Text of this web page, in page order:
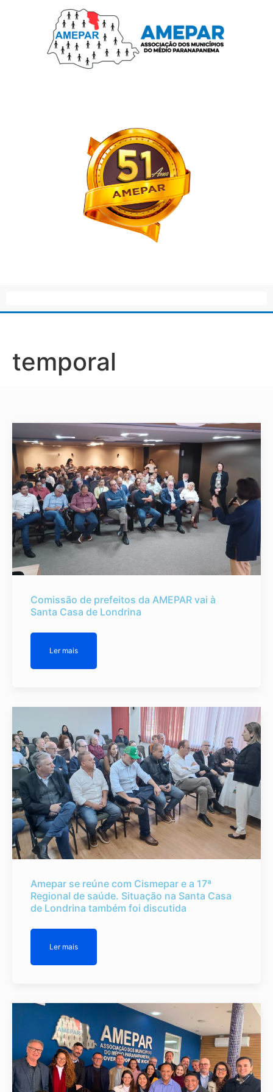
temporal
Comissão de prefeitos da AMEPAR vai à
Santa Casa de Londrina
Ler mais
Amepar se reúne com Cismepar e a 17ª
Regional de saúde. Situação na Santa Casa
de Londrina também foi discutida
Ler mais